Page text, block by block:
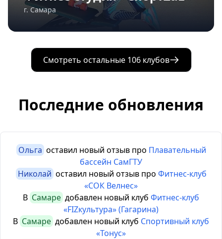
г. Самара
Смотреть остальные 106 клубов
Последние обновления
Ольга оставил новый отзыв про Плавательный
бассейн СамГТУ
Николай оставил новый отзыв про Фитнес-клуб
«СОК Велнес»
В Самаре добавлен новый клуб Фитнес-клуб
«FIZкультура» (Гагарина)
В Самаре добавлен новый клуб Спортивный клуб
«Тонус»